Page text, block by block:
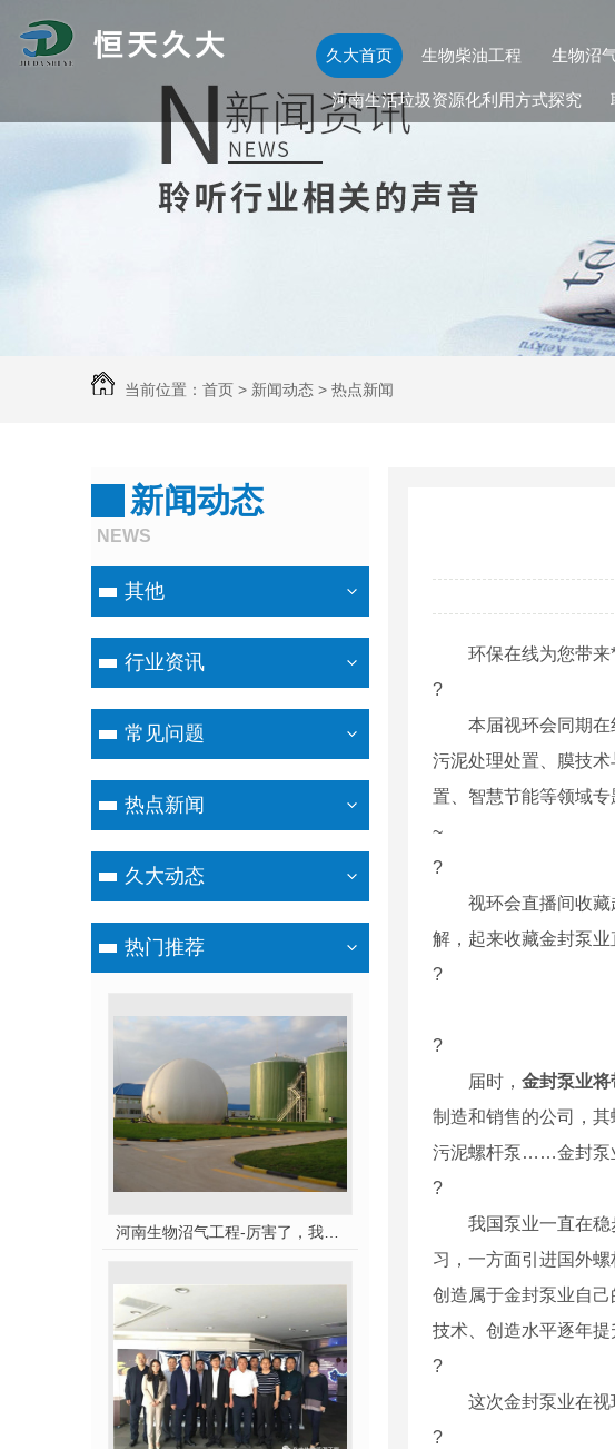
久大首页 生物柴油工程 生物沼
河南生活垃圾资源化利用方式探究
当前位置： 首页 > 新闻动态 > 热点新闻
新闻动态
NEWS
其他
行业资讯
常见问题
热点新闻
久大动态
热门推荐
河南生物沼气工程-厉害了，我的沼气！
环保在线为您带
?
本届视环会同期在线
污泥处理处置、膜技
置、智慧节能等领域
~
?
视环会直播间收藏
解，起来收藏金封泵业
?
?
届时， 金封泵业
制造和销售的公司，
污泥螺杆泵……金封泵
?
我国泵业一直在稳步
习，一方面引进国外
创造属于金封泵业自
技术、创造水平逐年提
?
这次金封泵业在视环
?